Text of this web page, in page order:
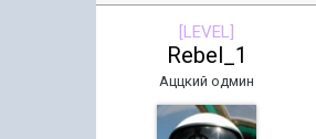
[LEVEL]
Rebel_1
Аццкий одмин